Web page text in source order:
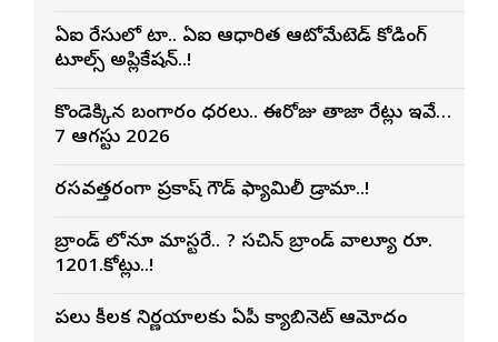
ఏఐ రేసులో మెటా.. ఏఐ ఆధారిత ఆటోమేటెడ్ కోడింగ్
టూల్స్ అప్లికేషన్..!
కొండెక్కిన బంగారం ధరలు.. ఈరోజు తాజా రేట్లు ఇవే…
7 ఆగస్టు 2026
రసవత్తరంగా ప్రకాష్ గౌడ్ ఫ్యామిలీ డ్రామా..!
బ్రాండ్ లోనూ మాస్టరే.. ? సచిన్ బ్రాండ్ వాల్యూ రూ.
1201.కోట్లు..!
పలు కీలక నిర్ణయాలకు ఏపీ క్యాబినెట్ ఆమోదం